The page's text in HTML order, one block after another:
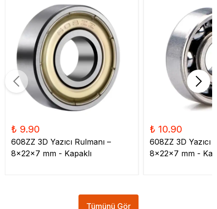
₺ 9.90
608ZZ 3D Yazıcı Rulmanı –
8x22x7 mm - Kapaklı
₺ 10.90
608ZZ 3D Yazıcı
8x22x7 mm -
Tümünü Gör